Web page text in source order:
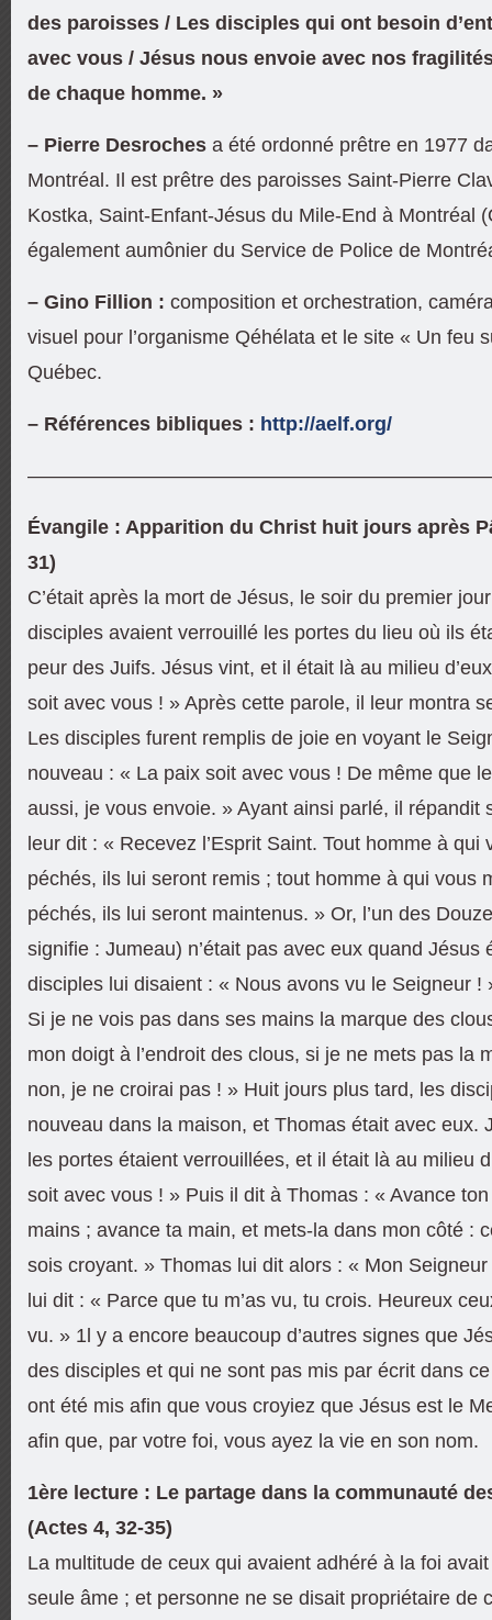
des paroisses / Les disciples qui ont besoin
avec vous / Jésus nous envoie avec nos
de chaque homme. »
– Pierre Desroches a été ordonné prêtre en 1977
Montréal. Il est prêtre des paroisses Saint-Pierre
Kostka, Saint-Enfant-Jésus du Mile-End à Montréal
également aumônier du Service de Police de
– Gino Fillion : composition et orchestration,
visuel pour l’organisme Qéhélata et le site « Un feu
Québec.
– Références bibliques : http://aelf.org/
Évangile : Apparition du Christ huit jours après
31)
C’était après la mort de Jésus, le soir du premier
disciples avaient verrouillé les portes du lieu où ils
peur des Juifs. Jésus vint, et il était là au milieu
soit avec vous ! » Après cette parole, il leur montra
Les disciples furent remplis de joie en voyant le
nouveau : « La paix soit avec vous ! De même que
aussi, je vous envoie. » Ayant ainsi parlé, il répandit
leur dit : « Recevez l’Esprit Saint. Tout homme à qui
péchés, ils lui seront remis ; tout homme à qui vous
péchés, ils lui seront maintenus. » Or, l’un des
signifie : Jumeau) n’était pas avec eux quand Jésus
disciples lui disaient : « Nous avons vu le Seigneur !
Si je ne vois pas dans ses mains la marque des
mon doigt à l’endroit des clous, si je ne mets pas la
non, je ne croirai pas ! » Huit jours plus tard, les
nouveau dans la maison, et Thomas était avec eux.
les portes étaient verrouillées, et il était là au milieu
soit avec vous ! » Puis il dit à Thomas : « Avance
mains ; avance ta main, et mets-la dans mon côté :
sois croyant. » Thomas lui dit alors : « Mon
lui dit : « Parce que tu m’as vu, tu crois. Heureux
vu. » 1l y a encore beaucoup d’autres signes que
des disciples et qui ne sont pas mis par écrit dans
ont été mis afin que vous croyiez que Jésus est le
afin que, par votre foi, vous ayez la vie en son nom.
1ère lecture : Le partage dans la communauté
(Actes 4, 32-35)
La multitude de ceux qui avaient adhéré à la foi
seule âme ; et personne ne se disait propriétaire de